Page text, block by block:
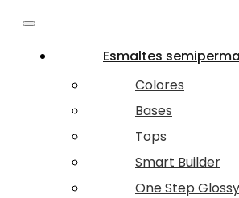
Esmaltes
Colores
Bases
Tops
Smart Builder
One Step Glossy